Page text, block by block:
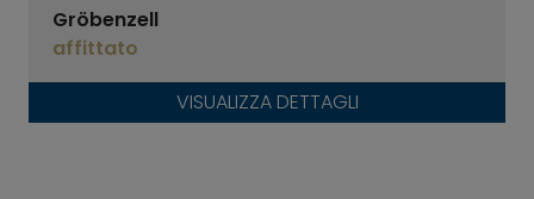
Gröbenzell
affittato
VISUALIZZA DETTAGLI